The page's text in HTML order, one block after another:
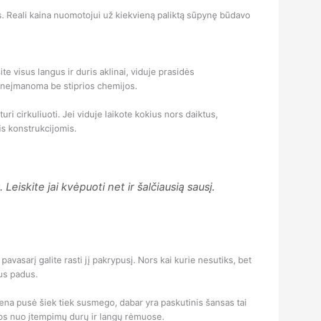
kaina nuomotojui už kiekvieną paliktą sūpynę būdavo
visus langus ir duris aklinai, viduje prasidės
be stiprios chemijos.
cirkuliuoti. Jei viduje laikote kokius nors daiktus,
konstrukcijomis.
jai kvėpuoti net ir šalčiausią sausį.
galite rasti jį pakrypusį. Nors kai kurie nesutiks, bet
padus.
pusė šiek tiek susmego, dabar yra paskutinis šansas tai
nuo įtempimų durų ir langų rėmuose.